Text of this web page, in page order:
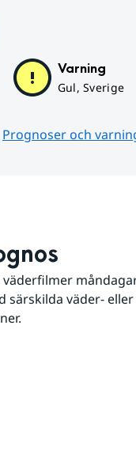
Varning
Gul, Sverige
Prognoser och
särskilda väder- eller